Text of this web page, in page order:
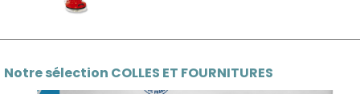
Notre sélection COLLES ET FOURNITURES